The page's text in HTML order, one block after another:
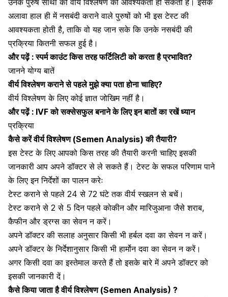
उनके पुरुष साथी को वीर्य विश्लेषण की आवश्यकता हो सकती है। इसके
अलावा हाल ही में नसबंदी कराने वाले पुरुषों को भी इस टेस्ट की
आवश्यकता होती है, ताकि वो यह जान सके कि उनके नसबंदी की
प्रक्रिया कितनी सफल हुई है।
और पढ़ें : स्पर्म काउंट किस तरह फर्टिलिटी को करता है प्रभावित?
जानने योग्य बातें
वीर्य विश्लेषण कराने से पहले मुझे क्या पता होना चाहिए?
वीर्य विश्लेषण के लिए कोई ज्ञात जोखिम नहीं है।
और पढ़ें : IVF को सक्सेसफुल बनाने के लिए इन बातों का रखें ध्यान
प्रक्रिया
कैसे करें वीर्य विश्लेषण (Semen Analysis) की तैयारी?
इस टेस्ट के लिए आपको किस तरह की तैयारी करनी चाहिए इसकी
जानकारी आप अपने डॉक्टर से ले सकते हैं। टेस्ट के सफल परिणाम पाने
के लिए इन निर्देशों का पालन करेः
टेस्ट कराने से पहले 24 से 72 घंटे तक वीर्य स्खलन से बचें।
टेस्ट कराने से 2 से 5 दिन पहले कोकीन और मारिजुआना जैसेशराब,
कैफीनऔर ड्रग्स का सेवन न करें।
अपने डॉक्टर की सलाह अनुसार किसी भीहर्बल दवा का सेवन न करें।
अपने डॉक्टर के निर्देशानुसार किसी भी हार्मोन दवा का सेवन न करें।
अगर किसी दवा का इस्तेमाल करते हैं तो इसके बारे में अपने डॉक्टर को
इसकी जानकारी दें।
कैसे किया जाता है वीर्य विश्लेषण (Semen Analysis) ?